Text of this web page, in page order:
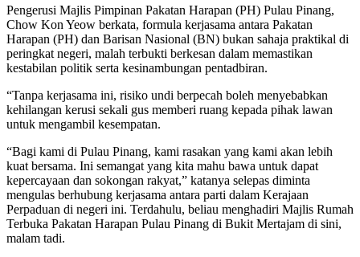
Pengerusi Majlis Pimpinan Pakatan Harapan (PH) Pulau Pinang,
Chow Kon Yeow berkata, formula kerjasama antara Pakatan
Harapan (PH) dan Barisan Nasional (BN) bukan sahaja praktikal di
peringkat negeri, malah terbukti berkesan dalam memastikan
kestabilan politik serta kesinambungan pentadbiran.
“Tanpa kerjasama ini, risiko undi berpecah boleh menyebabkan
kehilangan kerusi sekali gus memberi ruang kepada pihak lawan
untuk mengambil kesempatan.
“Bagi kami di Pulau Pinang, kami rasakan yang kami akan lebih
kuat bersama. Ini semangat yang kita mahu bawa untuk dapat
kepercayaan dan sokongan rakyat,” katanya selepas diminta
mengulas berhubung kerjasama antara parti dalam Kerajaan
Perpaduan di negeri ini. Terdahulu, beliau menghadiri Majlis Rumah
Terbuka Pakatan Harapan Pulau Pinang di Bukit Mertajam di sini,
malam tadi.